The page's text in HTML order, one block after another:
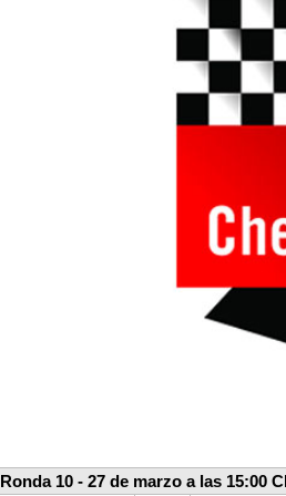
Ronda 10 - 27 de marzo a las 15:00